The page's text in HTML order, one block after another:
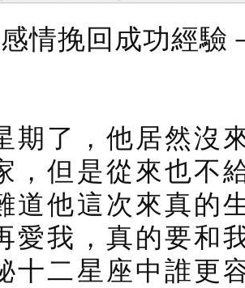
情挽回成功經驗
期了，他居然沒
，但是從來也不
道他這次來真的
愛我，真的要和
十二星座中誰更